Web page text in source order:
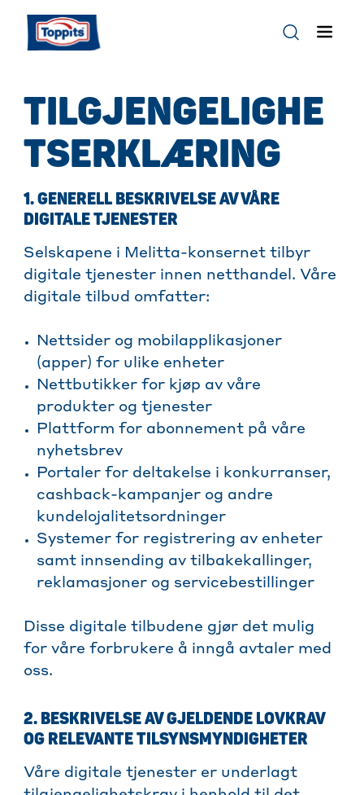
TILGJENGELIGHE
TSERKLÆRING
1. GENERELL BESKRIVELSE AV VÅRE
DIGITALE TJENESTER
Selskapene i Melitta-konsernet tilbyr
digitale tjenester innen netthandel. Våre
digitale tilbud omfatter:
Nettsider og mobilapplikasjoner
(apper) for ulike enheter
Nettbutikker for kjøp av våre
produkter og tjenester
Plattform for abonnement på våre
nyhetsbrev
Portaler for deltakelse i konkurranser,
cashback-kampanjer og andre
kundelojalitetsordninger
Systemer for registrering av enheter
samt innsending av tilbakekallinger,
reklamasjoner og servicebestillinger
Disse digitale tilbudene gjør det mulig
for våre forbrukere å inngå avtaler med
oss.
2. BESKRIVELSE AV GJELDENDE LOVKRAV
OG RELEVANTE TILSYNSMYNDIGHETER
Våre digitale tjenester er underlagt